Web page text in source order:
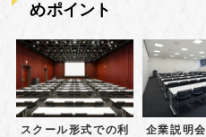
めポイント
スクール形式での利
企業説明